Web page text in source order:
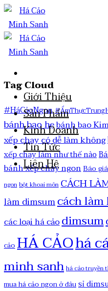
Giới Thiệu
Sản Phẩm
Kinh Doanh
Tin Tức
Liên Hệ
Tag Cloud
#HáCảoNgon
bánh bao hẹbánh bao
xếp chay có dễ làm không
xếp chay làm như thế nào
bánh xếp chay ngonBáo
ngonbột khoai mônCÁCH
làm dimsumcách làm
các loại há cảodimsum
cảoHÁ CẢOhá
minh sanhhá cảo truyền
mua há cảo ngon ở đâusỉ